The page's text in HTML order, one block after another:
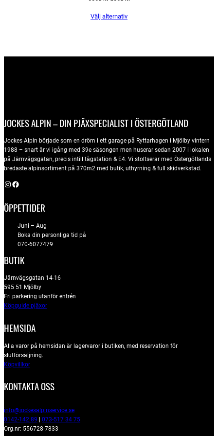
priset
Välj alternativ
JOCKES ALPIN – DIN PJÄXSPECIALIST I ÖSTERGÖTLAND
Jockes Alpin började som en dröm i ett garage på Ryttarhagen i Mjölby vintern
1988 – snart är vi igång med 39e säsongen men huserar sedan 2007 i lokalen
på Järnvägsgatan, precis intill tågstation & E4. Vi stoltserar med Östergötlands
bredaste alpinsortiment på 370m2 med butik, uthyrning & full skidverkstad.
Instagram Facebook
ÖPPETTIDER
Juni – Aug
Boka din personliga tid på
070-6077479
BUTIK
Järnvägsgatan 14-16
595 51 Mjölby
Fri parkering utanför entrén
Köpguide pjäxor
HEMSIDA
Alla varor på hemsidan är lagervaror i butiken, med reservation för
slutförsäljning.
Köpvillkor
KONTAKTA OSS
info@jockesalpinservice.se
0142-142 89 | 073-517 34 75
Org.nr: 556728-7833